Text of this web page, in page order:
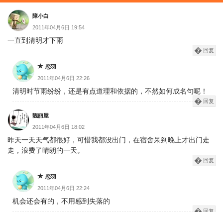
页
障小白
2011年04月6日 19:54
一直到清明才下雨
回复
恋羽
2011年04月6日 22:26
清明时节雨纷纷，还是有点道理和依据的，不然如何成名句呢！
回复
靓丽屋
2011年04月6日 18:02
昨天一天天气都很好，可惜我都没出门，在宿舍呆到晚上才出门走
走，浪费了晴朗的一天。
回复
恋羽
2011年04月6日 22:24
机会还会有的，不用感到失落的